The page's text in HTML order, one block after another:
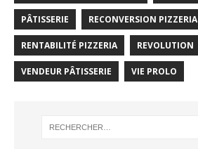
PÂTISSERIE RECONVERSION PIZZERIA
RENTABILITÉ PIZZERIA REVOLUTION
VENDEUR PÂTISSERIE VIE PROLO